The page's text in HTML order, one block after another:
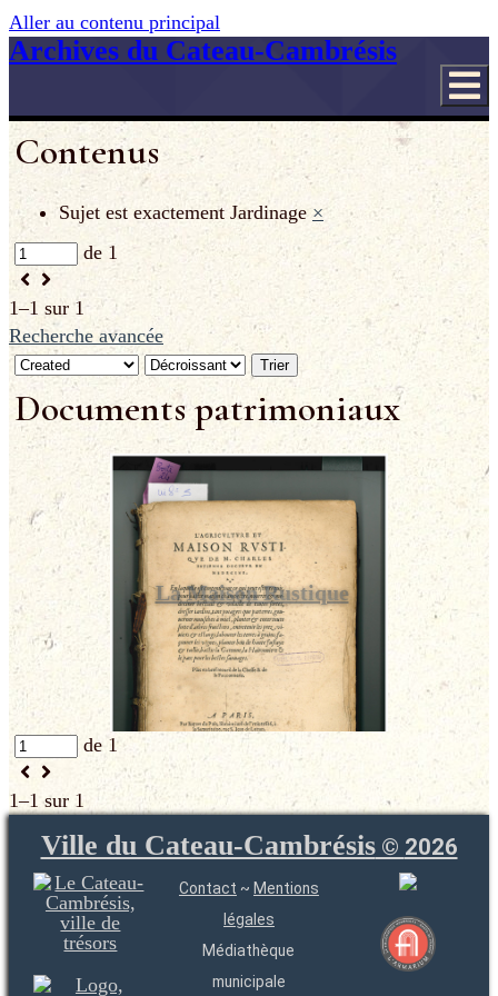
Aller au contenu principal
Archives du Cateau-Cambrésis
Contenus
Sujet est exactement Jardinage ×
de 1
1–1 sur 1
Recherche avancée
Trier
Documents patrimoniaux
La Maison Rustique
de 1
1–1 sur 1
Ville du Cateau-Cambrésis© 2026
Contact ~ Mentions
légales
Médiathèque
municipale